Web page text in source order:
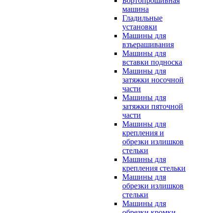
машина
Гладильные
установки
Машины для
взъерашивания
Машины для
вставки подноска
Машины для
затяжки носочной
части
Машины для
затяжки пяточной
части
Машины для
крепления и
обрезки излишков
стельки
Машины для
крепления стельки
Машины для
обрезки излишков
стельки
Машины для